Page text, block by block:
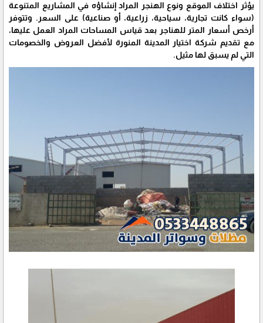
يؤثر اختلاف الموقع ونوع الهنجر المراد إنشاؤه في المشاريع المتنوعة
(سواء كانت تجارية، سياحية، زراعية، أو صناعية) على السعر. وتتوفر
أرخص أسعار المتر للهناجر بعد قياس المساحات المراد العمل عليها،
مع تقديم شركة اختيار المدينة المنورة لأفضل العروض والخصومات
التي لم يسبق لها مثيل.